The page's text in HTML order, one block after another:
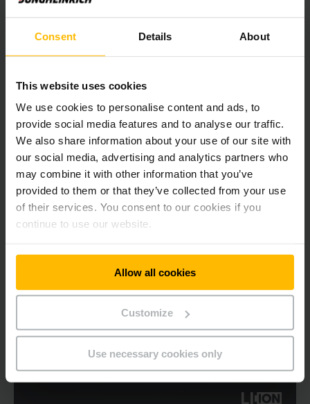
Consent Details About
This website uses cookies
We use cookies to personalise content and ads, to
provide social media features and to analyse our traffic.
We also share information about your use of our site with
our social media, advertising and analytics partners who
may combine it with other information that you’ve
provided to them or that they’ve collected from your use
of their services. You consent to our cookies if you
continue to use our website.
Allow all cookies
Customize
Use necessary cookies only
EJC 110/ 112/ 112 RK
Transpalet electric cu catarg 1,0 - 1,2t
2500 - 4700 mm
1000 - 1200 kg
AFLAȚI MAI MULTE